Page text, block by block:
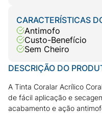
CARACTERÍSTICAS
Antimofo
Custo-Benefício
Sem Cheiro
DESCRIÇÃO DO
A Tinta Coralar Acrílico
de fácil aplicação e
acabamento e ação